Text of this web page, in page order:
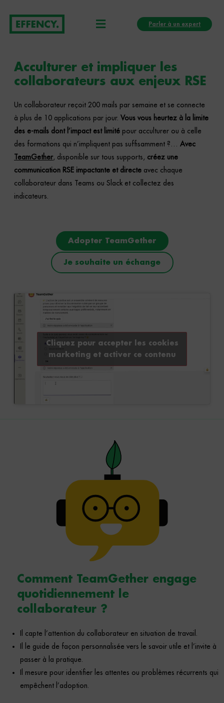
contenu
Menu Parler à un expert
Acculturer et impliquer les
collaborateurs aux enjeux RSE
Un collaborateur reçoit 200 mails par semaine et se connecte
à plus de 10 applications par jour. Vous vous heurtez à la limite
des e-mails dont l’impact est limité pour acculturer ou à celle
des formations qui n’impliquent pas suffisamment ?… Avec
TeamGether, disponible sur tous supports, créez une
communication RSE impactante et directe avec chaque
collaborateur dans Teams ou Slack et collectez des
indicateurs.
Adopter TeamGether
Je souhaite un échange
Cliquez pour accepter les cookies
marketing et activer ce contenu
Comment TeamGether engage
quotidiennement le
collaborateur ? ​
Il capte l’attention du collaborateur en situation de travail.
Il le guide de façon personnalisée vers le savoir utile et l’invite à
passer à la pratique.
Il mesure pour identifier les attentes ou problèmes récurrents qui
empêchent l’adoption.